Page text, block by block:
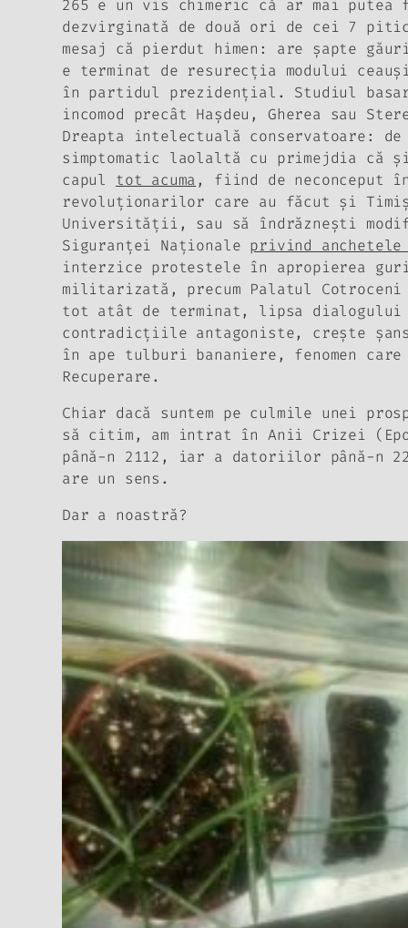
265 e un vis chimeric că ar mai
dezvirginată de două ori de cei 7
mesaj că pierdut himen: are şapte
e terminat de resurecţia modului
în partidul prezidenţial. Studiul
incomod precât Haşdeu, Gherea sau
Dreapta intelectuală conservatoare:
simptomatic laolaltă cu primejdia
capul tot acuma , fiind de neconceput
revoluţionarilor care au făcut şi
Universităţii, sau să îndrăzneşti
Siguranţei Naţionale privind anchetele
interzice protestele în apropierea
militarizată, precum Palatul
tot atât de terminat, lipsa dialogului
contradicţiile antagoniste, creşte
în ape tulburi bananiere, fenomen
Recuperare.
Chiar dacă suntem pe culmile unei
să citim, am intrat în Anii Crizei
până-n 2112, iar a datoriilor până-n
are un sens.
Dar a noastră?